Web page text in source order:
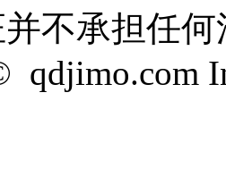
不承担任
qdjimo.com